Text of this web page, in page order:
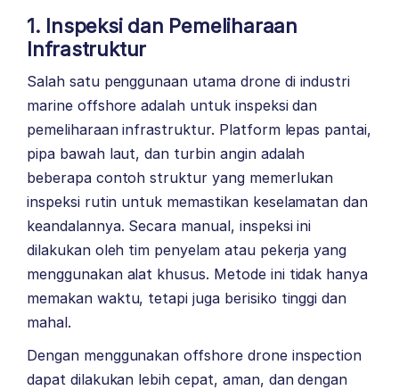
1. Inspeksi dan Pemeliharaan
Infrastruktur
Salah satu penggunaan utama drone di industri
marine offshore adalah untuk inspeksi dan
pemeliharaan infrastruktur. Platform lepas pantai,
pipa bawah laut, dan turbin angin adalah
beberapa contoh struktur yang memerlukan
inspeksi rutin untuk memastikan keselamatan dan
keandalannya. Secara manual, inspeksi ini
dilakukan oleh tim penyelam atau pekerja yang
menggunakan alat khusus. Metode ini tidak hanya
memakan waktu, tetapi juga berisiko tinggi dan
mahal.
Dengan menggunakan offshore drone inspection
dapat dilakukan lebih cepat, aman, dan dengan